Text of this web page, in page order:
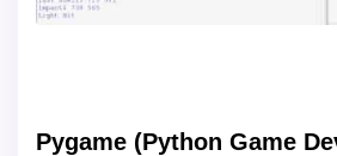
Pygame (Python Game